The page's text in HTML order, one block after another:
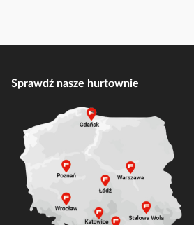
Sprawdź nasze hurtownie